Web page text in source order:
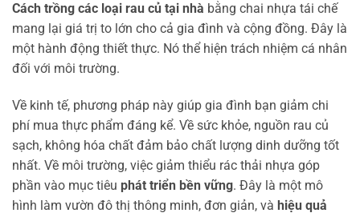
Cách trồng các loại rau củ tại nhà bằng chai nhựa tái chế
mang lại giá trị to lớn cho cả gia đình và cộng đồng. Đây là
một hành động thiết thực. Nó thể hiện trách nhiệm cá nhân
đối với môi trường.
Về kinh tế, phương pháp này giúp gia đình bạn giảm chi
phí mua thực phẩm đáng kể. Về sức khỏe, nguồn rau củ
sạch, không hóa chất đảm bảo chất lượng dinh dưỡng tốt
nhất. Về môi trường, việc giảm thiểu rác thải nhựa góp
phần vào mục tiêu phát triển bền vững. Đây là một mô
hình làm vườn đô thị thông minh, đơn giản, và hiệu quả